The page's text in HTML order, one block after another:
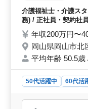
書類
談、
軽に
てお
介護福祉士・介護ス
務) / 正社員・契約社
年収200万円〜
岡山県岡山市北
平均年齢 50.5歳
50代活躍中 60代活